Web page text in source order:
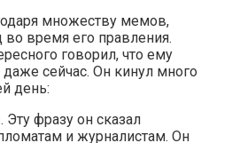
множеству мемов,
время его правления.
говорил, что ему
сейчас. Он кинул много
день:
. Эту фразу он сказал
и журналистам. Он